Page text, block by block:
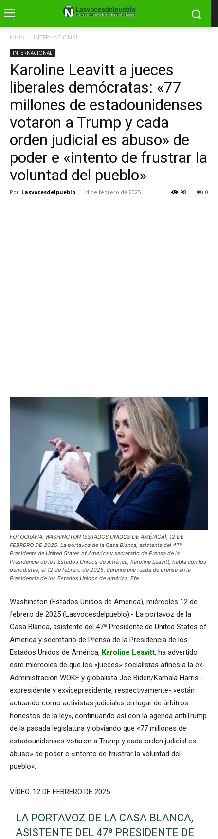
Inicio INTERNACIONAL
INTERNACIONAL
Karoline Leavitt a jueces
liberales demócratas: «77
millones de estadounidenses
votaron a Trump y cada
orden judicial es abuso» de
poder e «intento de frustrar la
voluntad del pueblo»
Por Lasvocesdelpueblo - 14 de febrero de 2025 0
98
FOTOGRAFÍA. WASHINGTON (ESTADOS UNIDOS DE AMÉRICA), 12 DE
FEBRERO DE 2025. La portavoz de la Casa Blanca, asistente del 47ª
Presidente de United States of America y secretario de Prensa de la
Presidencia de los Estados Unidos de América, Karoline Leavitt, habla con los
periodistas, el 12 de febrero de 2025, durante una rueda de prensa en la
Presidencia de los Estados Unidos de América. Efe
Washington (Estados Unidos de América), miércoles 12 de
febrero de 2025 (Lasvocesdelpueblo).- La portavoz de la
Casa Blanca, asistente del 47ª Presidente de United States of
America y secretario de Prensa de la Presidencia de los
Estados Unidos de América, Karoline Leavitt, ha advertido
este miércoles de que los «jueces» socialistas afines a la ex-
Administración WOKE y globalista Joe Biden/Kamala Harris -
expresidente y exvicepresidente, respectivamente- «están
actuando como activistas judiciales en lugar de árbitros
honestos de la ley», continuando así con la agenda antiTrump
de la pasada legislatura y obviando que «77 millones de
estadounidenses votaron a Trump y cada orden judicial es
abuso» de poder e «intento de frustrar la voluntad del
pueblo».
VÍDEO. 12 DE FEBRERO DE 2025
LA PORTAVOZ DE LA CASA BLANCA,
ASISTENTE DEL 47ª PRESIDENTE DE